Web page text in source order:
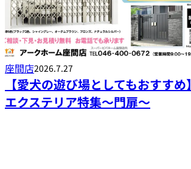
座間店2026.7.27
【愛犬の遊び場としてもおすすめ】
エクステリア特集～門扉～